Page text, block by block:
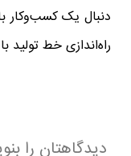
دنبال یک کسب‌وکار
راه‌اندازی خط تولید با 400 میلیون یک انتخاب ایده‌آل است.
دیدگاهتان را